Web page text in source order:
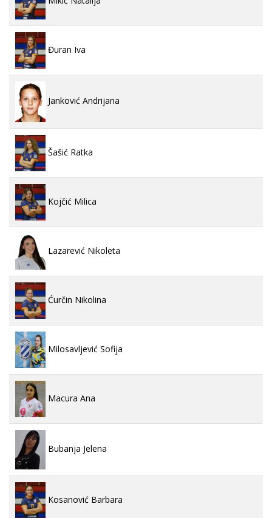
Đuran Iva
Janković Andrijana
Šašić Ratka
Kojčić Milica
Lazarević Nikoleta
Ćurčin Nikolina
Milosavljević Sofija
Macura Ana
Bubanja Jelena
Kosanović Barbara